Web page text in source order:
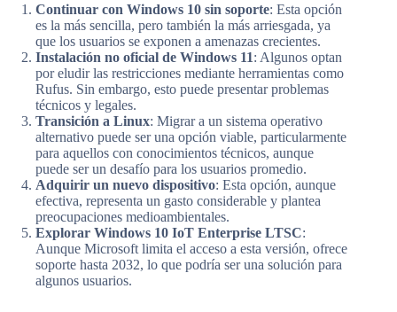
Continuar con Windows 10 sin soporte: Esta opción
es la más sencilla, pero también la más arriesgada, ya
que los usuarios se exponen a amenazas crecientes.
Instalación no oficial de Windows 11: Algunos optan
por eludir las restricciones mediante herramientas como
Rufus. Sin embargo, esto puede presentar problemas
técnicos y legales.
Transición a Linux: Migrar a un sistema operativo
alternativo puede ser una opción viable, particularmente
para aquellos con conocimientos técnicos, aunque
puede ser un desafío para los usuarios promedio.
Adquirir un nuevo dispositivo: Esta opción, aunque
efectiva, representa un gasto considerable y plantea
preocupaciones medioambientales.
Explorar Windows 10 IoT Enterprise LTSC:
Aunque Microsoft limita el acceso a esta versión, ofrece
soporte hasta 2032, lo que podría ser una solución para
algunos usuarios.